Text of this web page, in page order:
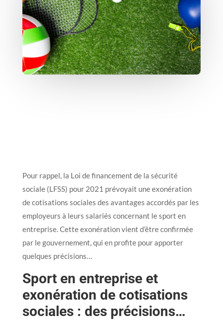
Pour rappel, la Loi de financement de la sécurité
sociale (LFSS) pour 2021 prévoyait une exonération
de cotisations sociales des avantages accordés par les
employeurs à leurs salariés concernant le sport en
entreprise. Cette exonération vient d’être confirmée
par le gouvernement, qui en profite pour apporter
quelques précisions…
Sport en entreprise et
exonération de cotisations
sociales : des précisions…